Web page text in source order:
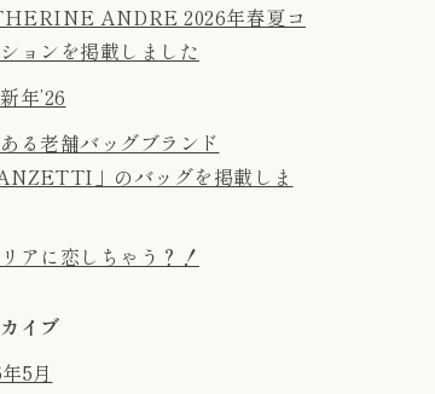
ANDRE 2026年春夏コ
ョンを掲載しました
年’26
る老舗バッグブランド
」のバッグを掲載しま
アに恋しちゃう？！
イブ
5月